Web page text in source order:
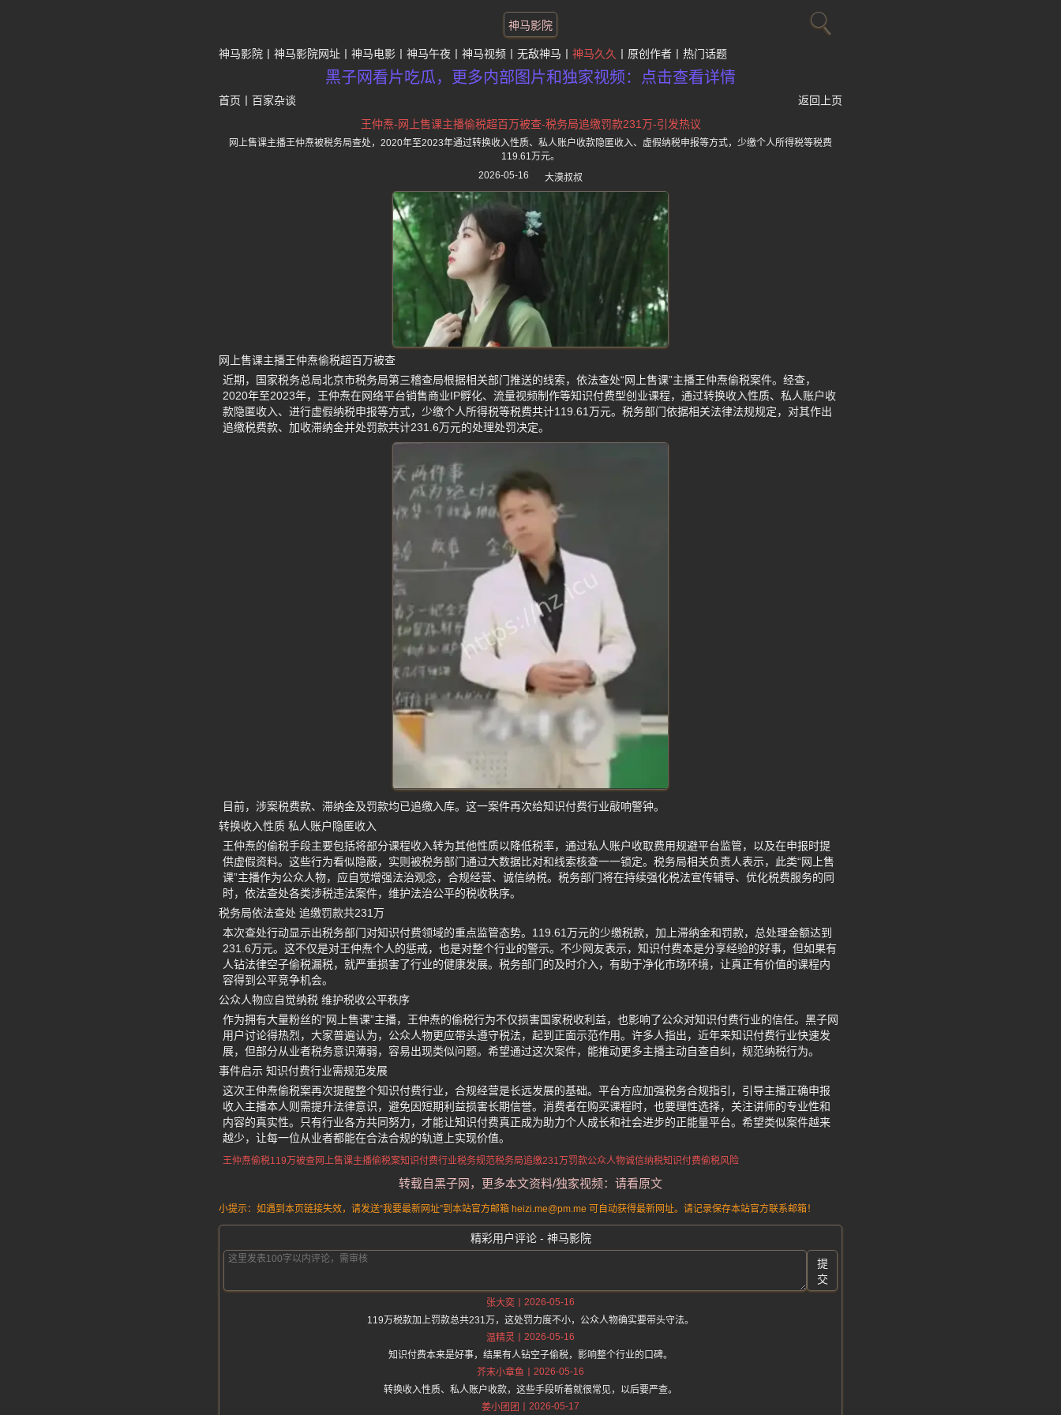
神马影院
神马影院 神马影院网址 神马电影 神马午夜 神马视频 无敌神马 神马久久 原创作者 热门话题
黑子网看片吃瓜，更多内部图片和独家视频：点击查看详情
首页 百家杂谈
返回上页
王仲焘-网上售课主播偷税超百万被查-税务局追缴罚款231万-引发热议
网上售课主播王仲焘被税务局查处，2020年至2023年通过转换收入性质、私人账户收款隐匿收入、虚假纳税申报等方式，少缴个人所得税等税费
119.61万元。
2026-05-16
大漠叔叔
网上售课主播王仲焘偷税超百万被查
近期，国家税务总局北京市税务局第三稽查局根据相关部门推送的线索，依法查处“网上售课”主播王仲焘偷税案件。经查，
2020年至2023年，王仲焘在网络平台销售商业IP孵化、流量视频制作等知识付费型创业课程，通过转换收入性质、私人账户收
款隐匿收入、进行虚假纳税申报等方式，少缴个人所得税等税费共计119.61万元。税务部门依据相关法律法规规定，对其作出
追缴税费款、加收滞纳金并处罚款共计231.6万元的处理处罚决定。
目前，涉案税费款、滞纳金及罚款均已追缴入库。这一案件再次给知识付费行业敲响警钟。
转换收入性质 私人账户隐匿收入
王仲焘的偷税手段主要包括将部分课程收入转为其他性质以降低税率，通过私人账户收取费用规避平台监管，以及在申报时提
供虚假资料。这些行为看似隐蔽，实则被税务部门通过大数据比对和线索核查一一锁定。税务局相关负责人表示，此类“网上售
课”主播作为公众人物，应自觉增强法治观念，合规经营、诚信纳税。税务部门将在持续强化税法宣传辅导、优化税费服务的同
时，依法查处各类涉税违法案件，维护法治公平的税收秩序。
税务局依法查处 追缴罚款共231万
本次查处行动显示出税务部门对知识付费领域的重点监管态势。119.61万元的少缴税款，加上滞纳金和罚款，总处理金额达到
231.6万元。这不仅是对王仲焘个人的惩戒，也是对整个行业的警示。不少网友表示，知识付费本是分享经验的好事，但如果有
人钻法律空子偷税漏税，就严重损害了行业的健康发展。税务部门的及时介入，有助于净化市场环境，让真正有价值的课程内
容得到公平竞争机会。
公众人物应自觉纳税 维护税收公平秩序
作为拥有大量粉丝的“网上售课”主播，王仲焘的偷税行为不仅损害国家税收利益，也影响了公众对知识付费行业的信任。黑子网
用户讨论得热烈，大家普遍认为，公众人物更应带头遵守税法，起到正面示范作用。许多人指出，近年来知识付费行业快速发
展，但部分从业者税务意识薄弱，容易出现类似问题。希望通过这次案件，能推动更多主播主动自查自纠，规范纳税行为。
事件启示 知识付费行业需规范发展
这次王仲焘偷税案再次提醒整个知识付费行业，合规经营是长远发展的基础。平台方应加强税务合规指引，引导主播正确申报
收入主播本人则需提升法律意识，避免因短期利益损害长期信誉。消费者在购买课程时，也要理性选择，关注讲师的专业性和
内容的真实性。只有行业各方共同努力，才能让知识付费真正成为助力个人成长和社会进步的正能量平台。希望类似案件越来
越少，让每一位从业者都能在合法合规的轨道上实现价值。
王仲焘偷税119万被查网上售课主播偷税案知识付费行业税务规范税务局追缴231万罚款公众人物诚信纳税知识付费偷税风险
转载自黑子网，更多本文资料/独家视频：请看原文
小提示：如遇到本页链接失效，请发送“我要最新网址”到本站官方邮箱 heizi.me@pm.me 可自动获得最新网址。请记录保存本站官方联系邮箱！
精彩用户评论 - 神马影院
提
交
张大奕
2026-05-16
119万税款加上罚款总共231万，这处罚力度不小，公众人物确实要带头守法。
温精灵
2026-05-16
知识付费本来是好事，结果有人钻空子偷税，影响整个行业的口碑。
芥末小章鱼
2026-05-16
转换收入性质、私人账户收款，这些手段听着就很常见，以后要严查。
姜小团团
2026-05-17